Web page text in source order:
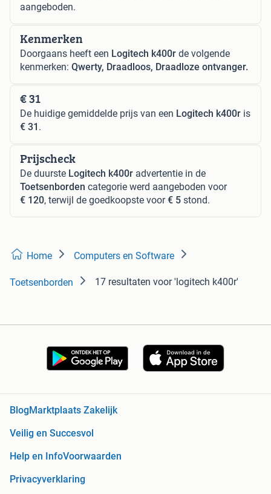
aangeboden.
Kenmerken
Doorgaans heeft een Logitech k400r de volgende
kenmerken: Qwerty, Draadloos, Draadloze ontvanger.
€ 31
De huidige gemiddelde prijs van een Logitech k400r is
€ 31 .
Prijscheck
De duurste Logitech k400r advertentie in de
Toetsenborden categorie werd aangeboden voor
€ 120, terwijl de goedkoopste voor€ 5 stond.
Home Computers en Software
Toetsenborden 17 resultaten voor 'logitech k400r'
BlogMarktplaats Zakelijk
Veilig en Succesvol
Help en InfoVoorwaarden
Privacyverklaring